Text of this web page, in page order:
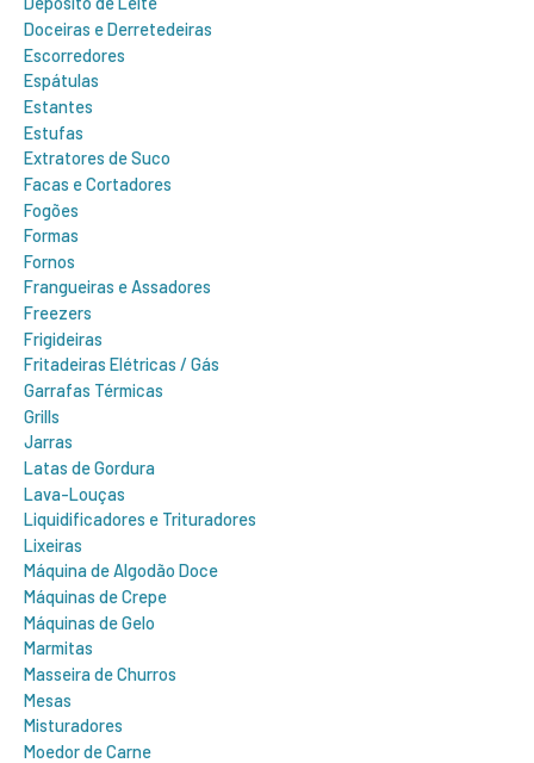
Doceiras e Derretedeiras
Escorredores
Espátulas
Estantes
Estufas
Extratores de Suco
Facas e Cortadores
Fogões
Formas
Fornos
Frangueiras e Assadores
Freezers
Frigideiras
Fritadeiras Elétricas / Gás
Garrafas Térmicas
Grills
Jarras
Latas de Gordura
Lava-Louças
Liquidificadores e Trituradores
Lixeiras
Máquina de Algodão Doce
Máquinas de Crepe
Máquinas de Gelo
Marmitas
Masseira de Churros
Mesas
Misturadores
Moedor de Carne